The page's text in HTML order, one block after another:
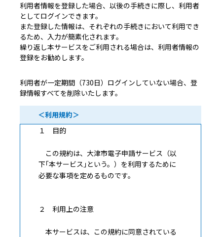
利用者情報を登録した場合、以後の手続きに際し、利用者
としてログインできます。
また登録した情報は、それぞれの手続きにおいて利用でき
るため、入力が簡素化されます。
繰り返し本サービスをご利用される場合は、利用者情報の
登録をお勧めします。
利用者が一定期間（730日）ログインしていない場合、登
録情報すべてを削除いたします。
＜利用規約＞
１ 目的
この規約は、大津市電子申請サービス（以
下｢本サービス｣という。）を利用するために
必要な事項を定めるものです。
２ 利用上の注意
本サービスは、この規約に同意されている